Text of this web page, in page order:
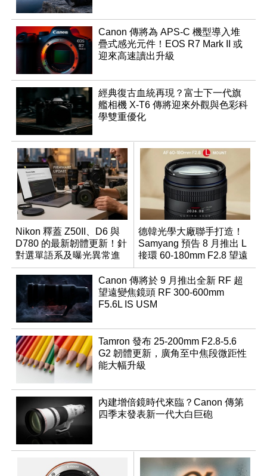
Canon 傳將為 APS-C 機型導入堆
疊式感光元件！EOS R7 Mark II 或
迎來高速讀出升級
經典復古血統再現？富士下一代旗
艦相機 X-T6 傳將迎來外觀與色彩科
學雙重優化
Nikon 釋蓋 Z50II、D6 與
D780 的最新韌體更新！針
對選單語系及曝光異常進
行修復
德韓光學大廠聯手打造！
Samyang 預告 8 月推出 L
接環 60-180mm F2.8 望遠
變焦鏡
Canon 傳將於 9 月推出全新 RF 超
望遠變焦鏡頭 RF 300-600mm
F5.6L IS USM
Tamron 發布 25-200mm F2.8-5.6
G2 韌體更新，廣角至中焦段微距性
能大幅升級
內建增倍鏡時代來臨？Canon 傳第
四季末發表新一代大白巨砲